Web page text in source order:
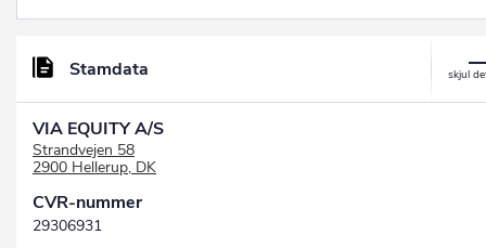
Stamdata
VIA EQUITY A/S
Strandvejen 58
2900 Hellerup, DK
CVR-nummer
29306931